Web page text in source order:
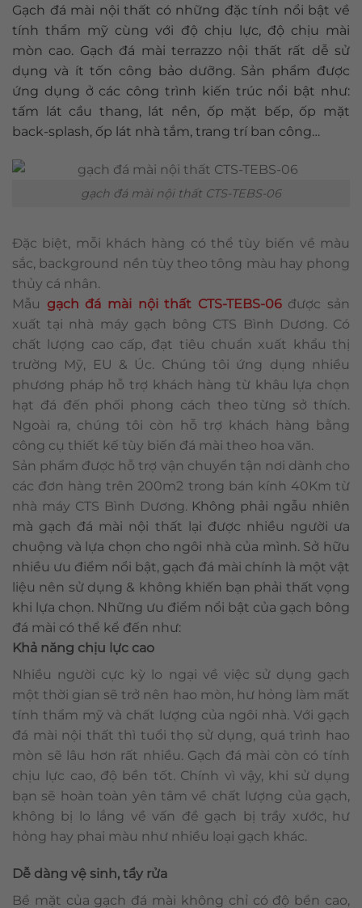
Gạch đá mài nội thất có những đặc tính nổi bật về
tính thẩm mỹ cùng với độ chịu lực, độ chịu mài
mòn cao. Gạch đá mài terrazzo nội thất rất dễ sử
dụng và ít tốn công bảo dưỡng. Sản phẩm được
ứng dụng ở các công trình kiến trúc nổi bật như:
tấm lát cầu thang, lát nền, ốp mặt bếp, ốp mặt
back-splash, ốp lát nhà tắm, trang trí ban công…
gạch đá mài nội thất CTS-TEBS-06
Đặc biệt, mỗi khách hàng có thể tùy biến về màu
sắc, background nền tùy theo tông màu hay phong
thủy cá nhân.
Mẫu gạch đá mài nội thất CTS-TEBS-06được sản
xuất tại nhà máy gạch bông CTS Bình Dương. Có
chất lượng cao cấp, đạt tiêu chuẩn xuất khẩu thị
trường Mỹ, EU & Úc. Chúng tôi ứng dụng nhiều
phương pháp hỗ trợ khách hàng từ khâu lựa chọn
hạt đá đến phối phong cách theo từng sở thích.
Ngoài ra, chúng tôi còn hỗ trợ khách hàng bằng
công cụ thiết kế tùy biến đá mài theo hoa văn.
Sản phẩm được hỗ trợ vận chuyển tận nơi dành cho
các đơn hàng trên 200m2 trong bán kính 40Km từ
nhà máy CTS Bình Dương. Không phải ngẫu nhiên
mà gạch đá mài nội thất lại được nhiều người ưa
chuộng và lựa chọn cho ngôi nhà của mình. Sở hữu
nhiều ưu điểm nổi bật, gạch đá mài chính là một vật
liệu nên sử dụng & không khiến bạn phải thất vọng
khi lựa chọn. Những ưu điểm nổi bật của gạch bông
đá mài có thể kể đến như:
Khả năng chịu lực cao
Nhiều người cực kỳ lo ngại về việc sử dụng gạch
một thời gian sẽ trở nên hao mòn, hư hỏng làm mất
tính thẩm mỹ và chất lượng của ngôi nhà. Với gạch
đá mài nội thất thì tuổi thọ sử dụng, quá trình hao
mòn sẽ lâu hơn rất nhiều. Gạch đá mài còn có tính
chịu lực cao, độ bền tốt. Chính vì vậy, khi sử dụng
bạn sẽ hoàn toàn yên tâm về chất lượng của gạch,
không bị lo lắng về vấn đề gạch bị trầy xước, hư
hỏng hay phai màu như nhiều loại gạch khác.
Dễ dàng vệ sinh, tẩy rửa
Bề mặt của gạch đá mài không chỉ có độ bền cao,